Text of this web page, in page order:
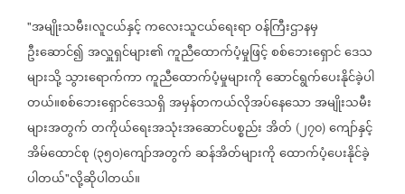
"အမျိုးသမီး၊လူငယ်နှင့်ကလေးသူငယ်ရေးရာဝန်ကြီးဌာနမှ
ဦးဆောင်၍အလှူရှင်များ၏ကူညီထောက်ပံ့မှုဖြင့်စစ်ဘေးရှောင်ဒေသ
များသို့သွားရောက်ကာကူညီထောက်ပံ့မှုများကိုဆောင်ရွက်ပေးနိုင်ခဲ့ပါ
တယ်။စစ်ဘေးရှောင်ဒေသရှိအမှန်တကယ်လိုအပ်နေသောအမျိုးသမီး
များအတွက်တကိုယ်ရေးအသုံးအဆောင်ပစ္စည်းအိတ် (၂၇၀) ကျော်နှင့်
အိမ်ထောင်စု (၃၅၀)ကျော်အတွက်ဆန်အိတ်များကိုထောက်ပံ့ပေးနိုင်ခဲ့
ပါတယ်"လို့ဆိုပါတယ်။